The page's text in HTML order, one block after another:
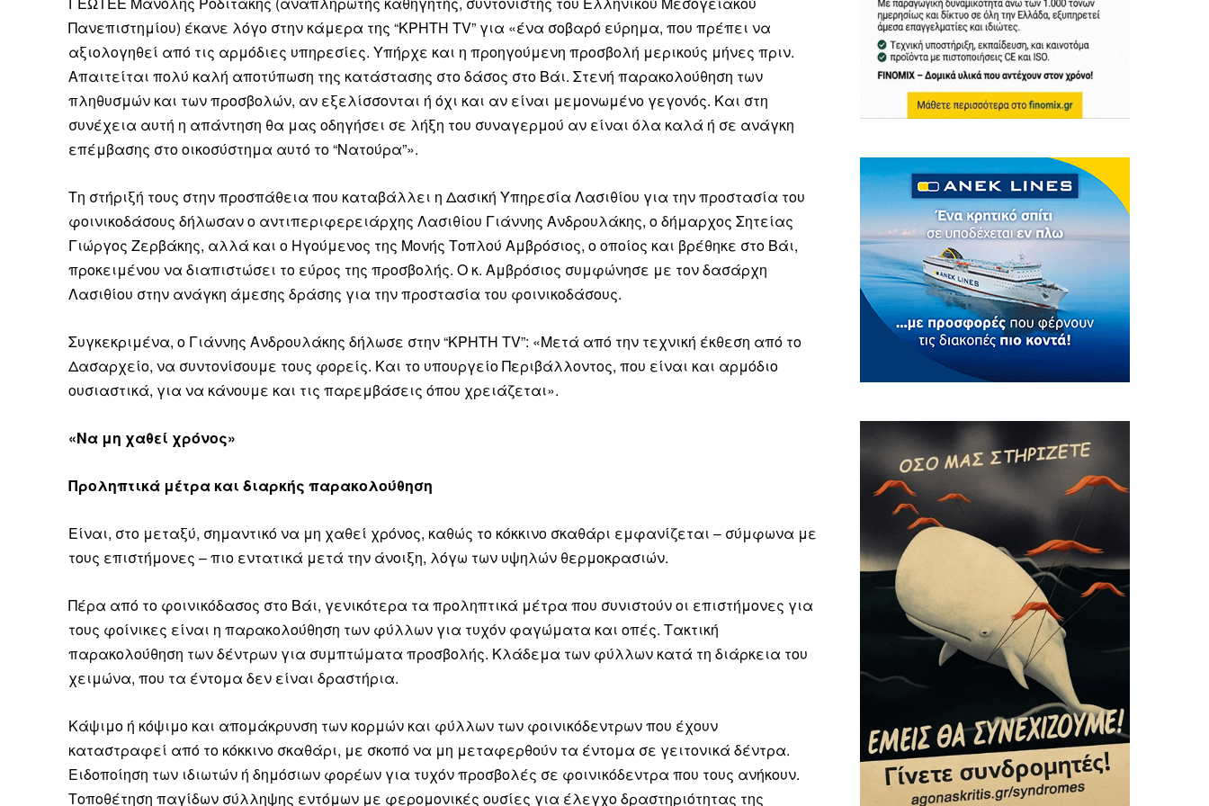
Πανεπιστημίου) έκανε λόγο στην κάμερα της “ΚΡΗΤΗ TV” για «ένα σοβαρό εύρημα, που πρέπει να
αξιολογηθεί από τις αρμόδιες υπηρεσίες. Υπήρχε και η προηγούμενη προσβολή μερικούς μήνες πριν.
Απαιτείται πολύ καλή αποτύπωση της κατάστασης στο δάσος στο Βάι. Στενή παρακολούθηση των
πληθυσμών και των προσβολών, αν εξελίσσονται ή όχι και αν είναι μεμονωμένο γεγονός. Και στη
συνέχεια αυτή η απάντηση θα μας οδηγήσει σε λήξη του συναγερμού αν είναι όλα καλά ή σε ανάγκη
επέμβασης στο οικοσύστημα αυτό το “Νατούρα”».
Τη στήριξή τους στην προσπάθεια που καταβάλλει η Δασική Υπηρεσία Λασιθίου για την προστασία του
φοινικοδάσους δήλωσαν ο αντιπεριφερειάρχης Λασιθίου Γιάννης Ανδρουλάκης, ο δήμαρχος Σητείας
Γιώργος Ζερβάκης, αλλά και ο Ηγούμενος της Μονής Τοπλού Αμβρόσιος, ο οποίος και βρέθηκε στο Βάι,
προκειμένου να διαπιστώσει το εύρος της προσβολής. Ο κ. Αμβρόσιος συμφώνησε με τον δασάρχη
Λασιθίου στην ανάγκη άμεσης δράσης για την προστασία του φοινικοδάσους.
Συγκεκριμένα, ο Γιάννης Ανδρουλάκης δήλωσε στην “ΚΡΗΤΗ ΤV”: «Μετά από την τεχνική έκθεση από το
Δασαρχείο, να συντονίσουμε τους φορείς. Και το υπουργείο Περιβάλλοντος, που είναι και αρμόδιο
ουσιαστικά, για να κάνουμε και τις παρεμβάσεις όπου χρειάζεται».
«Να μη χαθεί χρόνος»
Προληπτικά μέτρα και διαρκής παρακολούθηση
Είναι, στο μεταξύ, σημαντικό να μη χαθεί χρόνος, καθώς το κόκκινο σκαθάρι εμφανίζεται – σύμφωνα με
τους επιστήμονες – πιο εντατικά μετά την άνοιξη, λόγω των υψηλών θερμοκρασιών.
Πέρα από το φοινικόδασος στο Βάι, γενικότερα τα προληπτικά μέτρα που συνιστούν οι επιστήμονες για
τους φοίνικες είναι η παρακολούθηση των φύλλων για τυχόν φαγώματα και οπές. Τακτική
παρακολούθηση των δέντρων για συμπτώματα προσβολής. Κλάδεμα των φύλλων κατά τη διάρκεια του
χειμώνα, που τα έντομα δεν είναι δραστήρια.
Κάψιμο ή κόψιμο και απομάκρυνση των κορμών και φύλλων των φοινικόδεντρων που έχουν
καταστραφεί από το κόκκινο σκαθάρι, με σκοπό να μη μεταφερθούν τα έντομα σε γειτονικά δέντρα.
Ειδοποίηση των ιδιωτών ή δημόσιων φορέων για τυχόν προσβολές σε φοινικόδεντρα που τους ανήκουν.
Τοποθέτηση παγίδων σύλληψης εντόμων με φερομονικές ουσίες για έλεγχο δραστηριότητας της